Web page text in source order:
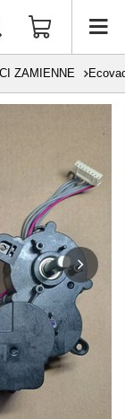
ZAMIENNE